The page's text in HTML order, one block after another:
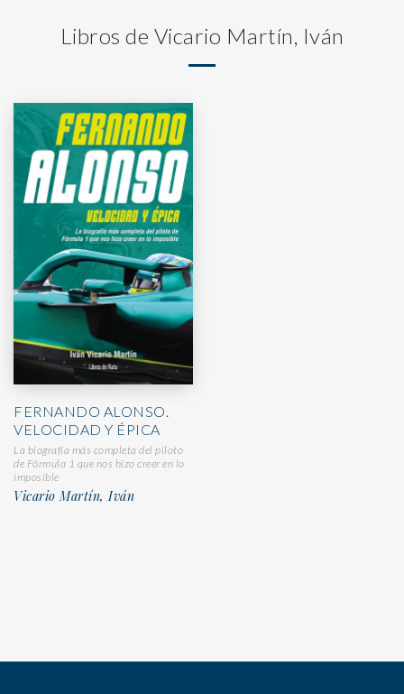
Libros de Vicario Martín, Iván
FERNANDO ALONSO.
VELOCIDAD Y ÉPICA
La biografía más completa del piloto
de Fórmula 1 que nos hizo creer en lo
imposible
Vicario Martín, Iván